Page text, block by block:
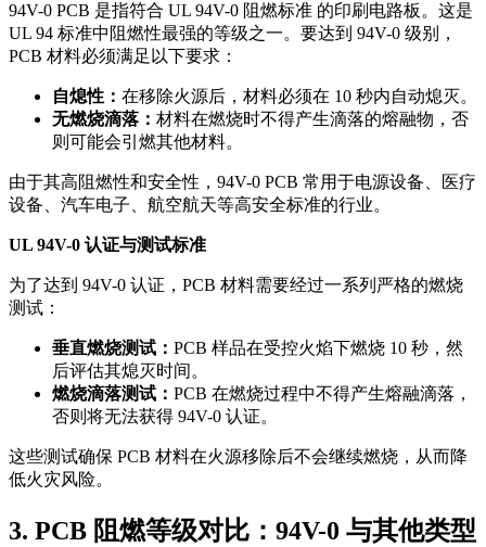
94V-0 PCB 是指符合 UL 94V-0 阻燃标准 的印刷电路板。这是
UL 94 标准中阻燃性最强的等级之一。要达到 94V-0 级别，
PCB 材料必须满足以下要求：
自熄性： 在移除火源后，材料必须在 10 秒内自动熄灭。
无燃烧滴落： 材料在燃烧时不得产生滴落的熔融物，否
则可能会引燃其他材料。
由于其高阻燃性和安全性，94V-0 PCB 常用于电源设备、医疗
设备、汽车电子、航空航天等高安全标准的行业。
UL 94V-0 认证与测试标准
为了达到 94V-0 认证，PCB 材料需要经过一系列严格的燃烧
测试：
垂直燃烧测试： PCB 样品在受控火焰下燃烧 10 秒，然
后评估其熄灭时间。
燃烧滴落测试： PCB 在燃烧过程中不得产生熔融滴落，
否则将无法获得 94V-0 认证。
这些测试确保 PCB 材料在火源移除后不会继续燃烧，从而降
低火灾风险。
3. PCB 阻燃等级对比：94V-0 与其他类型